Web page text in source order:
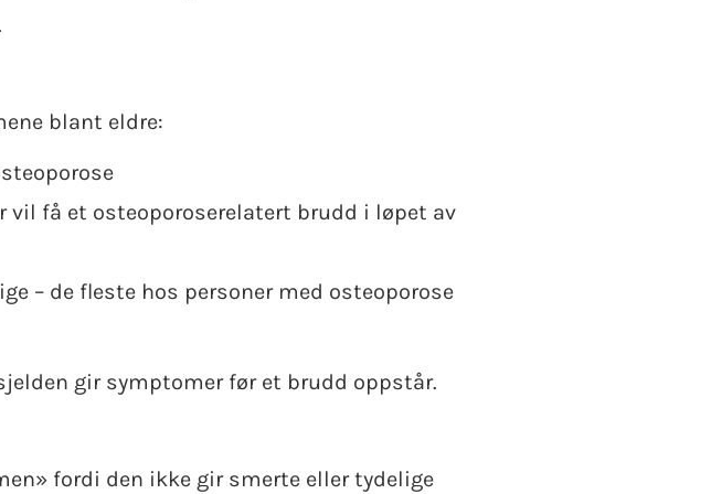
blant eldre:
vil få et osteoporoserelatert brudd i løpet av
– de fleste hos personer med osteoporose
gir symptomer før et brudd oppstår.
fordi den ikke gir smerte eller tydelige